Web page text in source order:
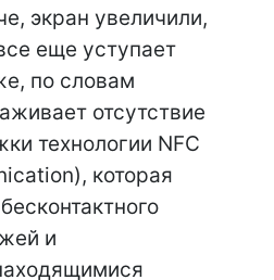
экран увеличили,
еще уступает
по словам
отсутствие
технологии NFC
которая
и